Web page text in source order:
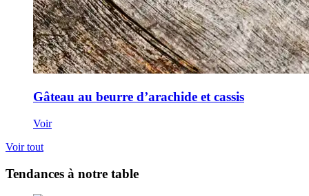
Gâteau au beurre d’arachide et cassis
Voir
Voir tout
Tendances à notre table